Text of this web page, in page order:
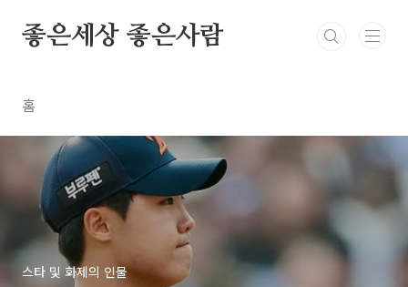
좋은세상 좋은사람
홈
스타 및 화제의 인물